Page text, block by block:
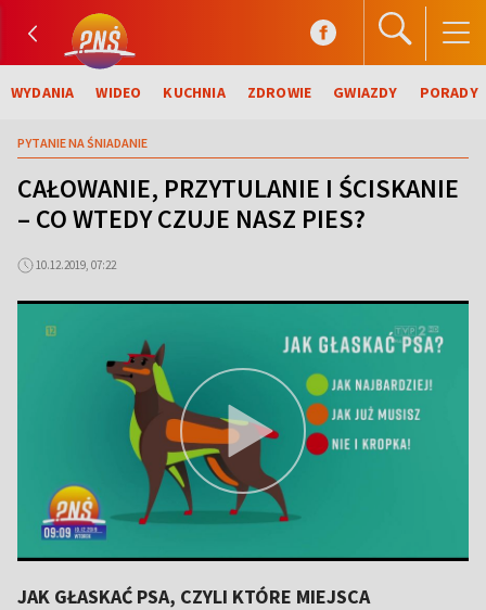
WYDANIA WIDEO KUCHNIA ZDROWIE GWIAZDY PORADY
PYTANIE NA ŚNIADANIE
CAŁOWANIE, PRZYTULANIE I ŚCISKANIE
– CO WTEDY CZUJE NASZ PIES?
10.12.2019, 07:22
JAK GŁASKAĆ PSA, CZYLI KTÓRE MIEJSCA